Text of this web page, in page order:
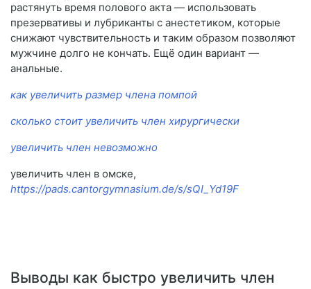
растянуть время полового акта — использовать
презервативы и лубриканты с анестетиком, которые
снижают чувствительность и таким образом позволяют
мужчине долго не кончать. Ещё один вариант —
анальные.
как увеличить размер члена помпой
сколько стоит увеличить член хирургически
увеличить член невозможно
увеличить член в омске,
https://pads.cantorgymnasium.de/s/sQI_Yd19F
Выводы как быстро увеличить член